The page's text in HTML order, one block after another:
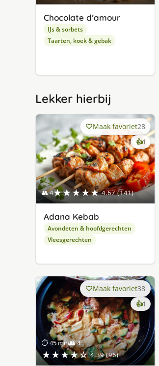
Chocolate d’amour
IJs & sorbets
Taarten, koek & gebak
Lekker hierbij
👥 4★★★★★ 4.67 (141)
Maak favoriet28
👍1keer
Adana Kebab
Avondeten & hoofdgerechten
Vleesgerechten
⏱ 45 min👥 4
★★★★☆ 4.39 (96)
Maak favoriet38
👍1keer